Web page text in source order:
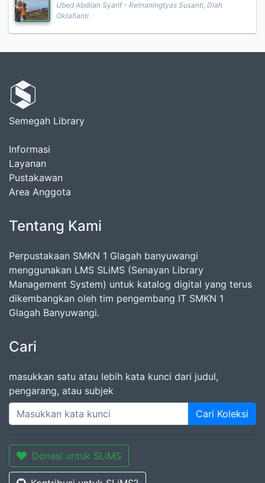
Ubed Abdilah Syarif - Retnaningtyas Susanti, Diah
Oktafianti
Semegah Library
Informasi
Layanan
Pustakawan
Area Anggota
Tentang Kami
Perpustakaan SMKN 1 Glagah banyuwangi
menggunakan LMS SLiMS (Senayan Library
Management System) untuk katalog digital yang terus
dikembangkan oleh tim pengembang IT SMKN 1
Glagah Banyuwangi.
Cari
masukkan satu atau lebih kata kunci dari judul,
pengarang, atau subjek
Cari Koleksi
Donasi untuk SLiMS